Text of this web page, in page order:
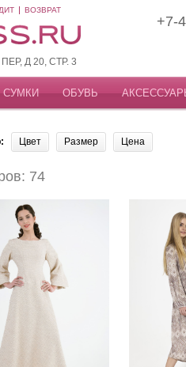
ВОЗВРАТ
Д 20, СТР. 3
+7-
СУМКИ ОБУВЬ
Цвет Размер Цена
74